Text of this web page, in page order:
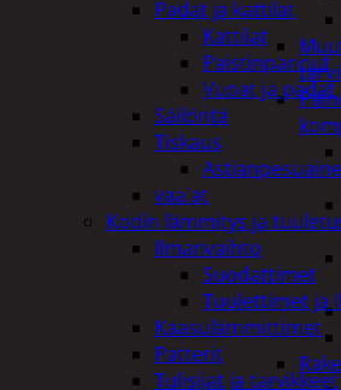
Padat ja kattilat
Kattilat
Paistinpannut
Vuoat ja padat
Säilöntä
Tiskaus
vaa'at
Kodin lämmitys ja
Ilmanvaihto
Suodattimet
Tuulettimet ja
Kaasulämmittimet
Patterit
Tulisijat ja tarvikkeet